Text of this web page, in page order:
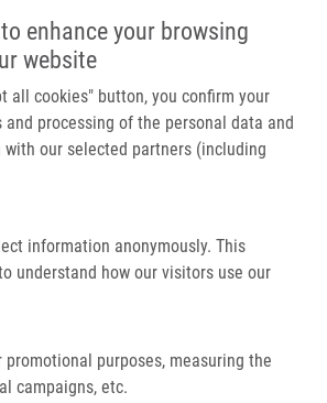
enhance your browsing
website
all cookies" button, you confirm your
processing of the personal data and
our selected partners (including
information anonymously. This
understand how our visitors use our
purposes, measuring the
campaigns, etc.
Main
Domů
Partner institutions
Technologie a služby
Kontakt
With TMPyP - Porphyrine Induces Mitotic
Disorganization In HeLa And G361 Cells, a
Action Of The Photosensitizer
therapy with TMPyP -
mitotic
microtubule
in HeLa and G361